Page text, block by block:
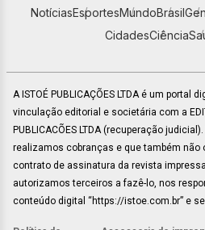
NotíciasEsportesMundoBrasil
CidadesCiência
A ISTOÉ PUBLICAÇÕES LTDA é um portal
vinculação editorial e societária com a
PUBLICACÕES LTDA (recuperação
realizamos cobranças e que também
contrato de assinatura da revista
autorizamos terceiros a fazê-lo, nos
conteúdo digital “https://istoe.com.br” e